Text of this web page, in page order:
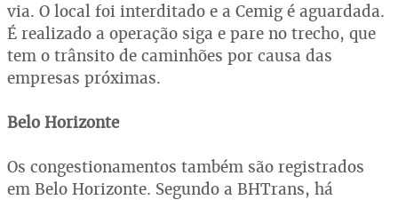
via. O local foi interditado e a Cemig é aguardada.
É realizado a operação siga e pare no trecho, que
tem o trânsito de caminhões por causa das
empresas próximas.
Belo Horizonte
Os congestionamentos também são registrados
em Belo Horizonte. Segundo a BHTrans, há